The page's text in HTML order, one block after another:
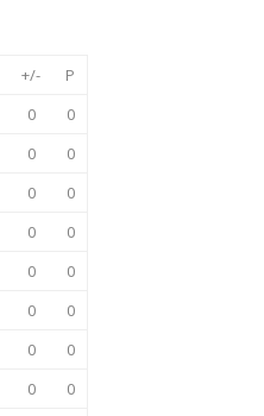
+/-
P
0
0
0
0
0
0
0
0
0
0
0
0
0
0
0
0